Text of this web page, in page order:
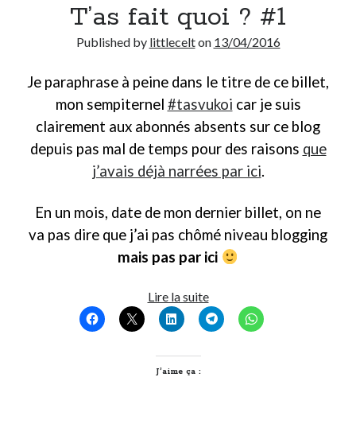
T’as fait quoi ? #1
Published by littlecelton 13/04/2016
Je paraphrase à peine dans le titre de ce billet,
mon sempiternel #tasvukoi car je suis
clairement aux abonnés absents sur ce blog
depuis pas mal de temps pour des raisons que
j’avais déjà narrées par ici.
En un mois, date de mon dernier billet, on ne
va pas dire que j’ai pas chômé niveau blogging
mais pas par ici
Lire la suiteT’as
fait
quoi
J’aime ça :